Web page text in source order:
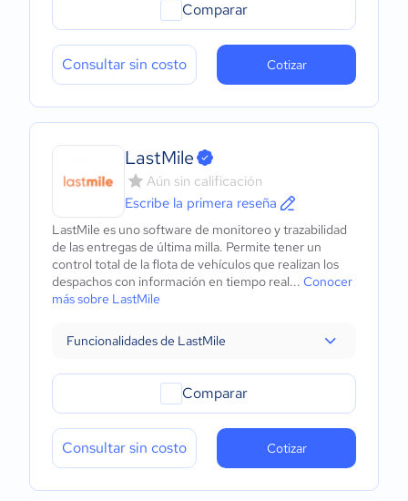
Comparar
Consultar sin costo Cotizar
LastMile
Aún sin calificación
Escribe la primera reseña
LastMile es uno software de monitoreo y trazabilidad
de las entregas de última milla. Permite tener un
control total de la flota de vehículos que realizan los
despachos con información en tiempo real... Conocer
más sobre LastMile
Funcionalidades de LastMile
Comparar
Consultar sin costo Cotizar